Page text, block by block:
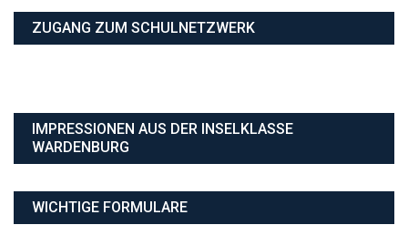
ZUGANG ZUM SCHULNETZWERK
IMPRESSIONEN AUS DER INSELKLASSE
WARDENBURG
WICHTIGE FORMULARE